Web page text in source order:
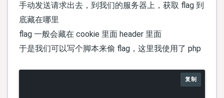
手动发送请求出去，到我们的服务器上，获取 flag 到
底藏在哪里
flag 一般会藏在 cookie 里面 header 里面
于是我们可以写个脚本来偷 flag，这里我使用了 php
复制